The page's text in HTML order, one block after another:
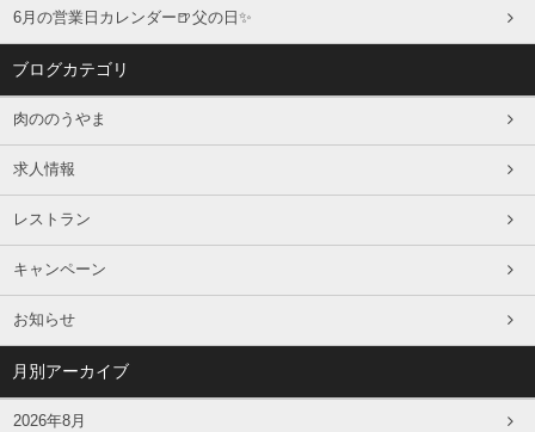
6月の営業日カレンダー🍺父の日✨
ブログカテゴリ
肉ののうやま
求人情報
レストラン
キャンペーン
お知らせ
月別アーカイブ
2026年8月